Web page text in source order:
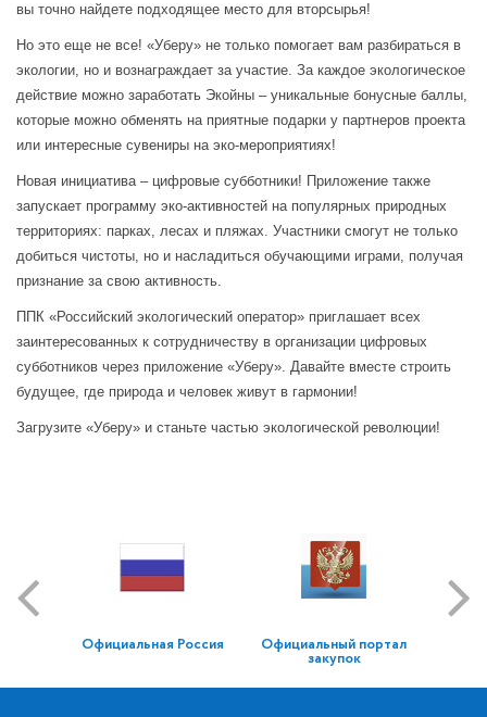
вы точно найдете подходящее место для вторсырья!
Но это еще не все! «Уберу» не только помогает вам разбираться в
экологии, но и вознаграждает за участие. За каждое экологическое
действие можно заработать Экойны – уникальные бонусные баллы,
которые можно обменять на приятные подарки у партнеров проекта
или интересные сувениры на эко-мероприятиях!
Новая инициатива – цифровые субботники! Приложение также
запускает программу эко-активностей на популярных природных
территориях: парках, лесах и пляжах. Участники смогут не только
добиться чистоты, но и насладиться обучающими играми, получая
признание за свою активность.
ППК «Российский экологический оператор» приглашает всех
заинтересованных к сотрудничеству в организации цифровых
субботников через приложение «Уберу». Давайте вместе строить
будущее, где природа и человек живут в гармонии!
Загрузите «Уберу» и станьте частью экологической революции!
Официальная Россия Официальный портал
закупок